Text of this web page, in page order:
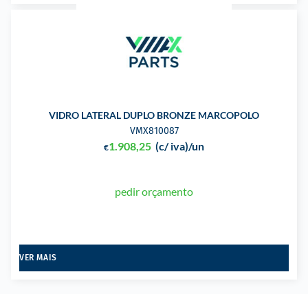
VIDRO LATERAL DUPLO BRONZE MARCOPOLO
VMX810087
€1.908,25 (c/ iva)/un
pedir orçamento
VER MAIS